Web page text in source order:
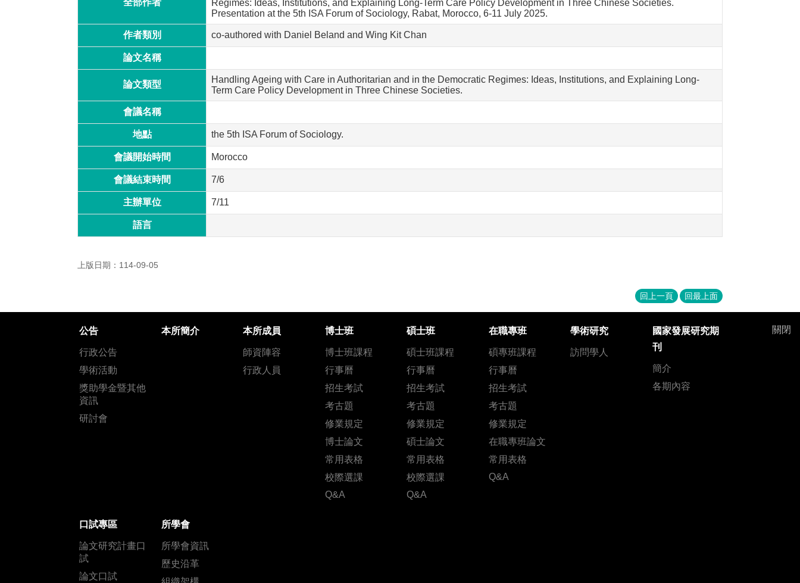
Regimes: Ideas, Institutions, and Explaining Long-Term Care Policy Development in Three Chinese Societies.
Presentation at the 5th ISA Forum of Sociology, Rabat, Morocco, 6-11 July 2025.
作者類別 co-authored with Daniel Beland and Wing Kit Chan
論文名稱
論文類型
Handling Ageing with Care in Authoritarian and in the Democratic Regimes: Ideas, Institutions, and Explaining Long-
Term Care Policy Development in Three Chinese Societies.
會議名稱
地點 the 5th ISA Forum of Sociology.
會議開始時間 Morocco
會議結束時間 7/6
主辦單位 7/11
語言
上版日期：114-09-05
回上一頁 回最上面
關閉
公告
行政公告
學術活動
獎助學金暨其他
資訊
研討會
本所簡介 本所成員
師資陣容
行政人員
博士班
博士班課程
行事曆
招生考試
考古題
修業規定
博士論文
常用表格
校際選課
Q&A
碩士班
碩士班課程
行事曆
招生考試
考古題
修業規定
碩士論文
常用表格
校際選課
Q&A
在職專班
碩專班課程
行事曆
招生考試
考古題
修業規定
在職專班論文
常用表格
Q&A
學術研究
訪問學人
國家發展研究期
刊
簡介
各期內容
口試專區
論文研究計畫口
試
論文口試
所學會
所學會資訊
歷史沿革